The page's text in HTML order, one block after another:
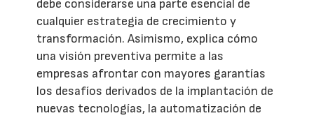
debe considerarse una parte esencial de
cualquier estrategia de crecimiento y
transformación. Asimismo, explica cómo
una visión preventiva permite a las
empresas afrontar con mayores garantías
los desafíos derivados de la implantación de
nuevas tecnologías, la automatización de